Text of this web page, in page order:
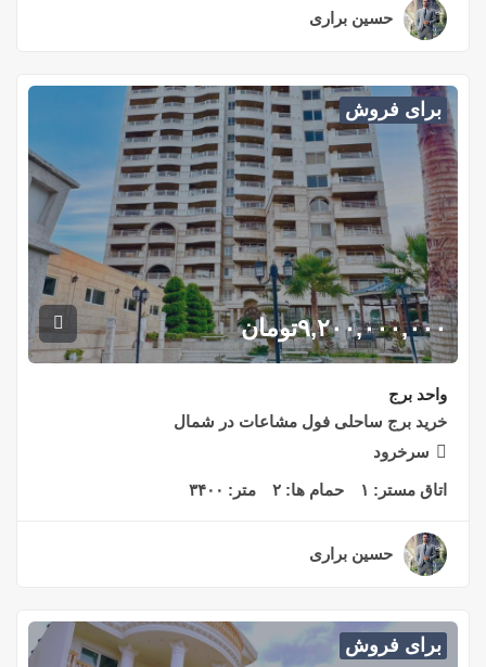
حسین براری
برای فروش
۹,۲۰۰,۰۰۰,۰۰۰تومان
واحد برج
خرید برج ساحلی فول مشاعات در شمال
سرخرود
اتاق مستر: ۱ حمام ها: ۲ متر: ۳۴۰۰
حسین براری
برای فروش